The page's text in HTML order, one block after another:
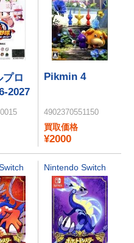
プロ
2027
Pikmin 4
4902370551150
買取価格
¥2000
Nintendo Switch